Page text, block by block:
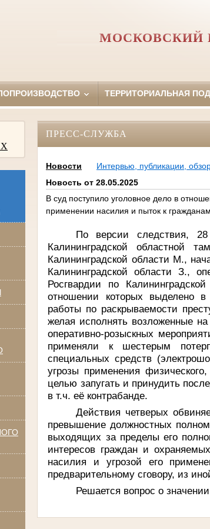
МОСКОВСКИЙ
ТЕРРИТОРИАЛЬНАЯ
ПРЕСС-СЛУЖБА
Новости
Интервью, публикации,
Новость от 28.05.2025
В суд поступило уголовное дело в
применении насилия и пыток к
По версии следствия,
Калининградской областной
Калининградской области М.,
Калининградской области З.,
Росгвардии по
отношении которых выделено в
работы по раскрываемости
желая исполнять возложенные
оперативно-розыскных
применяли к шестерым
специальных средств
угрозы применения
целью запугать и принудить
в т.ч. её контрабанде.
Действия четверых
превышение должностных
выходящих за пределы его
интересов граждан и
насилия и угрозой его
предварительному сговору, из
Решается вопрос о